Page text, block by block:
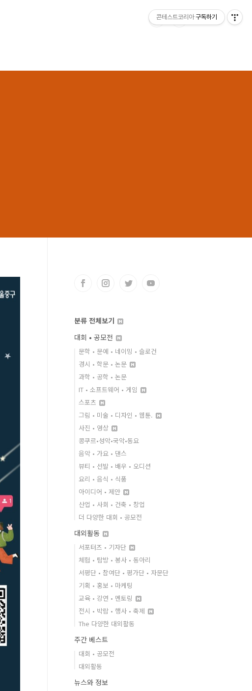
분류 전체보기
대회 • 공모전
문학 • 문예 • 네이밍 • 슬로건
경시 • 학문 • 논문
과학 • 공학 • 논문
IT • 소프트웨어 • 게임
스포츠
그림 • 미술 • 디자인 • 웹툰.
사진 • 영상
콩쿠르•성악•국악•동요
음악 • 가요 • 댄스
뷰티 • 선발 • 배우 • 오디션
요리 • 음식 • 식품
아이디어 • 제안
산업 • 사회 • 건축 • 창업
더 다양한 대회 • 공모전
대외활동
서포터즈 • 기자단
체험 • 탐방 • 봉사 • 동아리
서평단 • 참여단 • 평가단 • 자문단
기획 • 홍보 • 마케팅
교육 • 강연 • 멘토링
전시 • 박람 • 행사 • 축제
The 다양한 대외활동
주간 베스트
대회 • 공모전
대외활동
뉴스와 정보
콘테스트코리아 구독하기